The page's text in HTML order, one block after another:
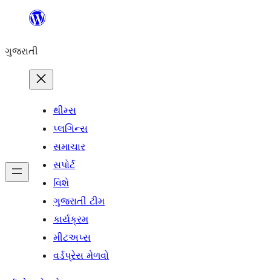
કંટેન્ટ(લખાણ)
જાઓ
ગુજરાતી
થીમ્સ
પ્લગિન્સ
સમાચાર
સપોર્ટ
વિશે
ગુજરાતી ટીમ
કાર્યક્રમ
મીટઅપ્સ
વર્ડપ્રેસ મેળવો